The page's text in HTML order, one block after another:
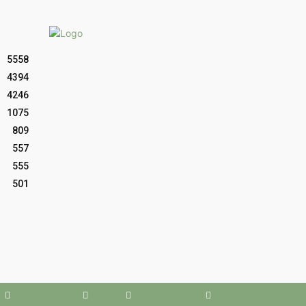
5558
4394
4246
1075
809
557
555
501